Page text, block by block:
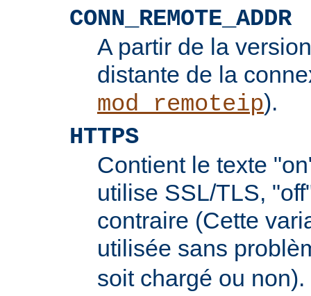
CONN_REMOTE_ADDR
A partir de la
distante de la
mod_remoteip).
HTTPS
Contient le texte
utilise SSL/TLS,
contraire (Cette
utilisée sans
soit chargé ou non).